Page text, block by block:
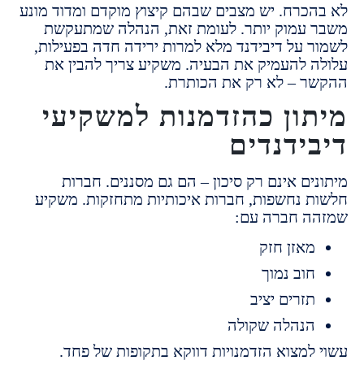
יש מצבים שבהם קיצוץ מוקדם ומדוד מונע
עמוק יותר.לעומת זאת, הנהלה שמתעקשת
על דיבידנד מלא למרות ירידה חדה בפעילות,
להעמיק את הבעיה. משקיע צריך להבין את
– לא רק את הכותרת.
כהזדמנות למשקיעי
אינם רק סיכון – הם גם מסננים.חברות
נחשפות,חברות איכותיות מתחזקות.משקיע
חברה עם:
מאזן חזק
חוב נמוך
תזרים יציב
הנהלה שקולה
הזדמנויות דווקא בתקופות של פחד.